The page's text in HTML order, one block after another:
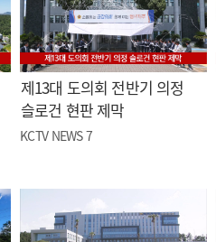
제13대 도의회 전반기 의정
슬로건 현판 제막
KCTV NEWS 7